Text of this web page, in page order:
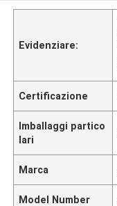
Evidenziare:
Certificazione
Imballaggi partico
lari
Marca
Model Number